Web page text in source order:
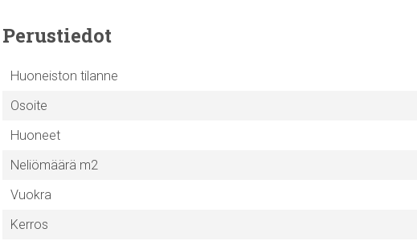
Perustiedot
Huoneiston tilanne
Osoite
Huoneet
Neliömäärä m2
Vuokra
Kerros